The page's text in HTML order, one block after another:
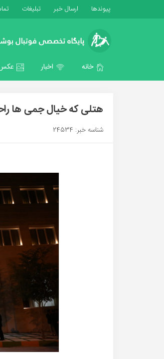
پیوندها ارسال خبر تبلیغات
خانه اخبار
هتلی که خیال جمی ها
شناسه خبر: 24534